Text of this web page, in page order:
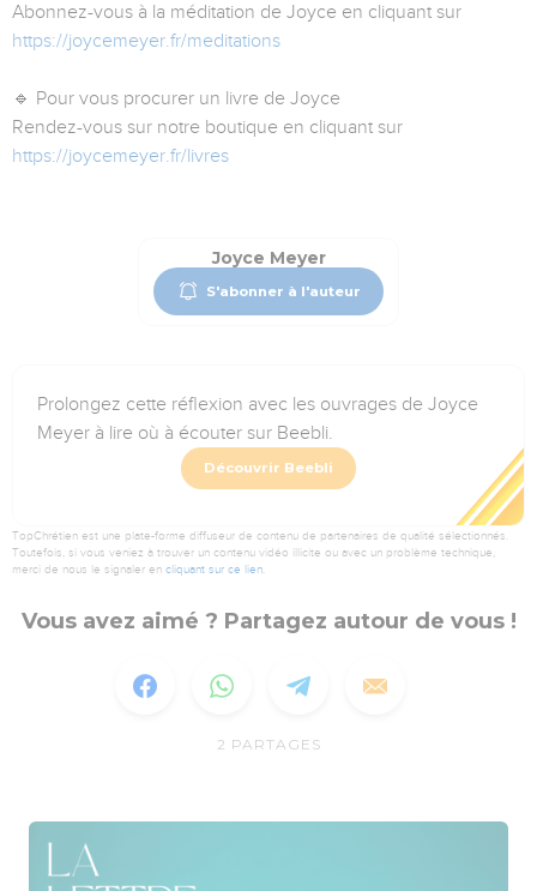
Abonnez-vous à la méditation de Joyce en cliquant sur
https://joycemeyer.fr/meditations
🔹 Pour vous procurer un livre de Joyce
Rendez-vous sur notre boutique en cliquant sur
https://joycemeyer.fr/livres
Joyce Meyer
S'abonner à l'auteur
Prolongez cette réflexion avec les ouvrages de Joyce
Meyer à lire où à écouter sur Beebli.
Découvrir Beebli
TopChrétien est une plate-forme diffuseur de contenu de partenaires de qualité sélectionnés.
Toutefois, si vous veniez à trouver un contenu vidéo illicite ou avec un problème technique,
merci de nous le signaler en cliquant sur ce lien.
Vous avez aimé ? Partagez autour de vous !
2 PARTAGES